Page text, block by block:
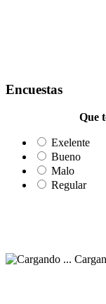
Encuestas
Que
Exelente
Bueno
Malo
Regular